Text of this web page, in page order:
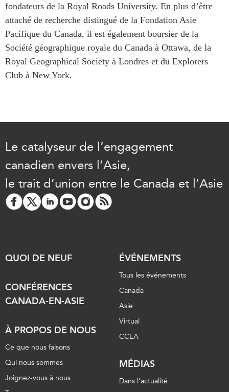
fondateurs de la Royal Roads University. En plus d’être
attaché de recherche distingué de la Fondation Asie
Pacifique du Canada, il est également boursier de la
Société géographique royale du Canada à Ottawa, de la
Royal Geographical Society à Londres et du Explorers
Club à New York.
Le catalyseur de l’engagement
canadien envers l’Asie,
le trait d’union entre le Canada et l’Asie
QUOI DE NEUF
CONFÉRENCES
CANADA-EN-ASIE
À PROPOS DE NOUS
Ce que nous faisons
Qui nous sommes
Joignez-vous à nous
ÉVÉNEMENTS
Tous les événements
Canada
Asie
Virtual
CCEA
MÉDIAS
Dans l'actualité